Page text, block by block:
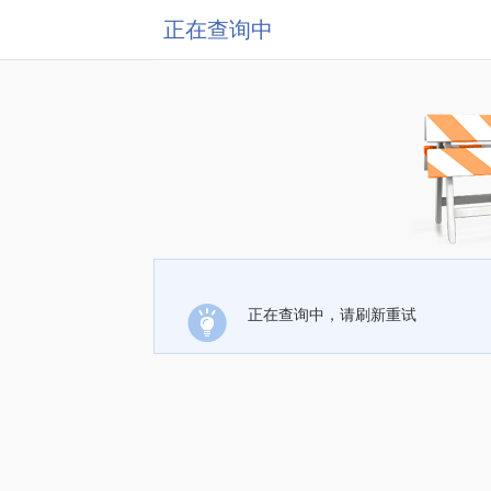
正在查询中
正在查询中，请刷新重试